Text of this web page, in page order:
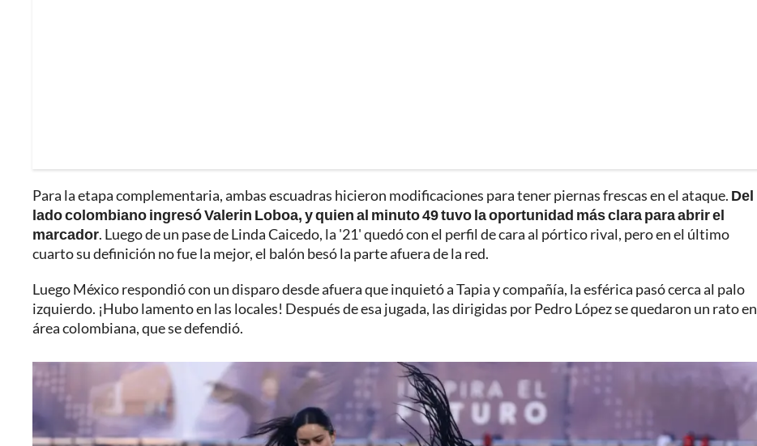
Para la etapa complementaria, ambas escuadras hicieron modificaciones para tener piernas frescas en el ataque. Del
lado colombiano ingresó Valerin Loboa, y quien al minuto 49 tuvo la oportunidad más clara para abrir el
marcador. Luego de un pase de Linda Caicedo, la '21' quedó con el perfil de cara al pórtico rival, pero en el último
cuarto su definición no fue la mejor, el balón besó la parte afuera de la red.
Luego México respondió con un disparo desde afuera que inquietó a Tapia y compañía, la esférica pasó cerca al palo
izquierdo. ¡Hubo lamento en las locales! Después de esa jugada, las dirigidas por Pedro López se quedaron un rato en
área colombiana, que se defendió.